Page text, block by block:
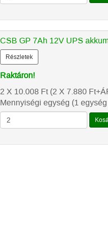
CSB GP 7Ah 12V UPS
Részletek
Raktáron!
2 X 10.008 Ft(2 X 7.880 Ft
Mennyiségi egység (1